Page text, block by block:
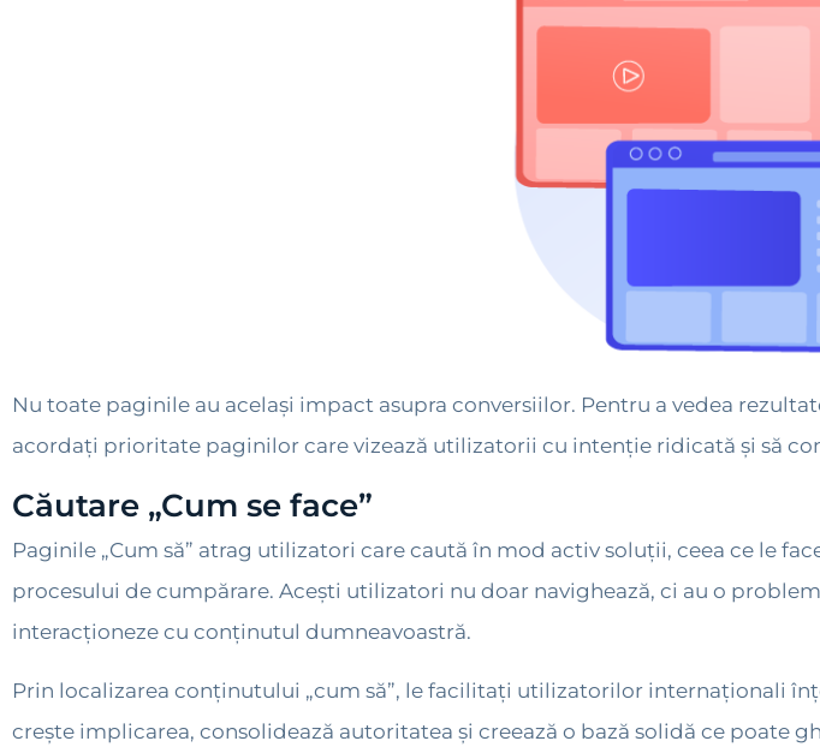
Nu toate paginile au același impact asupra conversiilor. Pentru a vedea
acordați prioritate paginilor care vizează utilizatorii cu intenție ridicată și să
Căutare „Cum se face”
Paginile „Cum să” atrag utilizatori care caută în mod activ soluții, ceea ce le
procesului de cumpărare. Acești utilizatori nu doar navighează, ci au o
interacționeze cu conținutul dumneavoastră.
Prin localizarea conținutului „cum să”, le facilitați utilizatorilor internaționali
crește implicarea, consolidează autoritatea și creează o bază solidă ce poate